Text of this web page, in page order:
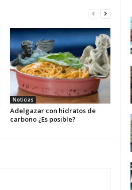
Noticias
Adelgazar con hidratos de
carbono ¿Es posible?